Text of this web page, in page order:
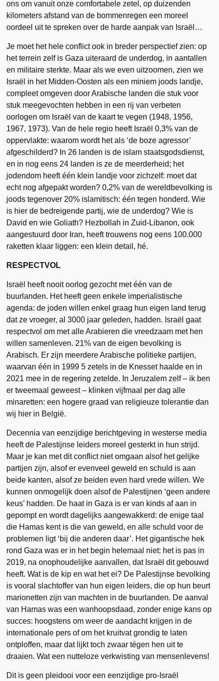
ons om vanuit onze comfortabele zetel, op duizenden
kilometers afstand van de bommenregen een moreel
oordeel uit te spreken over de harde aanpak van Israël…
Je moet het hele conflict ook in breder perspectief zien: op
het terrein zelf is Gaza uiteraard de underdog, in aantallen
en militaire sterkte. Maar als we even uitzoomen, zien we
Israël in het Midden-Oosten als een miniem joods landje,
compleet omgeven door Arabische landen die stuk voor
stuk meegevochten hebben in een rij van verbeten
oorlogen om Israël van de kaart te vegen (1948, 1956,
1967, 1973). Van de hele regio heeft Israël 0,3% van de
oppervlakte: waarom wordt het als ‘de boze agressor’
afgeschilderd? In 26 landen is de islam staatsgodsdienst,
en in nog eens 24 landen is ze de meerderheid; het
jodendom heeft één klein landje voor zichzelf: moet dat
echt nog afgepakt worden? 0,2% van de wereldbevolking is
joods tegenover 20% islamitisch: één tegen honderd. Wie
is hier de bedreigende partij, wie de underdog? Wie is
David en wie Goliath? Hezbollah in Zuid-Libanon, ook
aangestuurd door Iran, heeft trouwens nog eens 100.000
raketten klaar liggen: een klein detail, hé.
RESPECTVOL
Israël heeft nooit oorlog gezocht met één van de
buurlanden. Het heeft geen enkele imperialistische
agenda: de joden willen enkel graag hun eigen land terug
dat ze vroeger, al 3000 jaar geleden, hadden. Israël gaat
respectvol om met alle Arabieren die vreedzaam met hen
willen samenleven. 21% van de eigen bevolking is
Arabisch. Er zijn meerdere Arabische politieke partijen,
waarvan één in 1999 5 zetels in de Knesset haalde en in
2021 mee in de regering zetelde. In Jeruzalem zelf – ik ben
er tweemaal geweest – klinken vijfmaal per dag alle
minaretten: een hogere graad van religieuze tolerantie dan
wij hier in België.
Decennia van eenzijdige berichtgeving in westerse media
heeft de Palestijnse leiders moreel gesterkt in hun strijd.
Maar je kan met dit conflict niet omgaan alsof het gelijke
partijen zijn, alsof er evenveel geweld en schuld is aan
beide kanten, alsof ze beiden even hard vrede willen. We
kunnen onmogelijk doen alsof de Palestijnen ‘geen andere
keus’ hadden. De haat in Gaza is er van kinds af aan in
gepompt en wordt dagelijks aangewakkerd: de enige taal
die Hamas kent is die van geweld, en alle schuld voor de
problemen ligt ‘bij die anderen daar’. Het gigantische hek
rond Gaza was er in het begin helemaal niet: het is pas in
2019, na onophoudelijke aanvallen, dat Israël dit gebouwd
heeft. Wat is de kip en wat het ei? De Palestijnse bevolking
is vooral slachtoffer van hun eigen leiders, die op hun beurt
marionetten zijn van machten in de buurlanden. De aanval
van Hamas was een wanhoopsdaad, zonder enige kans op
succes: hoogstens om weer de aandacht krijgen in de
internationale pers of om het kruitvat grondig te laten
ontploffen, maar dat lijkt toch zwaar tégen hen uit te
draaien. Wat een nutteloze verkwisting van mensenlevens!
Dit is geen pleidooi voor een eenzijdige pro-Israël